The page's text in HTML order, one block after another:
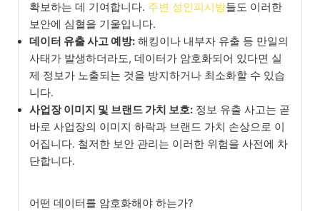
확보하는 데 기여합니다. 주변 성인피시방들도 이러한
보안에 심혈을 기울입니다.
데이터 유출 사고 예방: 해킹이나 내부자 유출 등 만일의
사태가 발생하더라도, 데이터가 암호화되어 있다면 실
제 정보가 노출되는 것을 방지하거나 최소화할 수 있습
니다.
사업장 이미지 및 브랜드 가치 보호: 정보 유출 사고는 곧
바로 사업장의 이미지 하락과 브랜드 가치 손상으로 이
어집니다. 철저한 보안 관리는 이러한 위험을 사전에 차
단합니다.
어떤 데이터를 암호화해야 하는가?